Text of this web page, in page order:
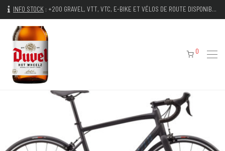
INFO STOCK : +200 GRAVEL, VTT, VTC, E-BIKE ET VÉLOS DE ROUTE DISPONIBLES IMMÉDIATEMENT
0